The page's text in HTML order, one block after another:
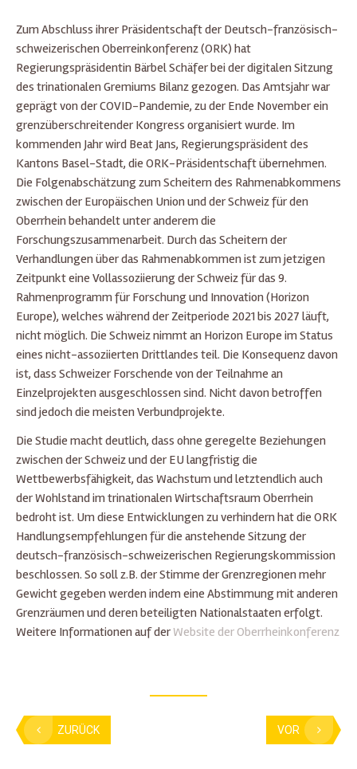
Zum Abschluss ihrer Präsidentschaft der Deutsch-französisch-
schweizerischen Oberreinkonferenz (ORK) hat
Regierungspräsidentin Bärbel Schäfer bei der digitalen Sitzung
des trinationalen Gremiums Bilanz gezogen. Das Amtsjahr war
geprägt von der COVID-Pandemie, zu der Ende November ein
grenzüberschreitender Kongress organisiert wurde. Im
kommenden Jahr wird Beat Jans, Regierungspräsident des
Kantons Basel-Stadt, die ORK-Präsidentschaft übernehmen.
Die Folgenabschätzung zum Scheitern des Rahmenabkommens
zwischen der Europäischen Union und der Schweiz für den
Oberrhein behandelt unter anderem die
Forschungszusammenarbeit. Durch das Scheitern der
Verhandlungen über das Rahmenabkommen ist zum jetzigen
Zeitpunkt eine Vollassoziierung der Schweiz für das 9.
Rahmenprogramm für Forschung und Innovation (Horizon
Europe), welches während der Zeitperiode 2021 bis 2027 läuft,
nicht möglich. Die Schweiz nimmt an Horizon Europe im Status
eines nicht-assoziierten Drittlandes teil. Die Konsequenz davon
ist, dass Schweizer Forschende von der Teilnahme an
Einzelprojekten ausgeschlossen sind. Nicht davon betroffen
sind jedoch die meisten Verbundprojekte.
Die Studie macht deutlich, dass ohne geregelte Beziehungen
zwischen der Schweiz und der EU langfristig die
Wettbewerbsfähigkeit, das Wachstum und letztendlich auch
der Wohlstand im trinationalen Wirtschaftsraum Oberrhein
bedroht ist. Um diese Entwicklungen zu verhindern hat die ORK
Handlungsempfehlungen für die anstehende Sitzung der
deutsch-französisch-schweizerischen Regierungskommission
beschlossen. So soll z.B. der Stimme der Grenzregionen mehr
Gewicht gegeben werden indem eine Abstimmung mit anderen
Grenzräumen und deren beteiligten Nationalstaaten erfolgt.
Weitere Informationen auf der Website der Oberrheinkonferenz
ZURÜCK VOR